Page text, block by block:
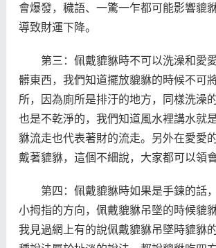
會爆發，穢語、一驚一乍都可能影響貔
導致財運下降。
第三：佩戴貔貅時不可以洗澡和愛
髒東西，我們知道擺放貔貅的時候不可
所，因為廁所是排汙的地方，同樣洗澡
也是不乾淨的，我們知道風水裡講水就
貅流走也代表著財的流走。另外在愛愛
戴著貔貅，這個不細說，大家都可以領會
第四：佩戴貔貅時如果是手鍊的話
小拇指的方向，佩戴貔貅吊墜的時候貔
我見過網上有的說佩戴貔貅吊墜時貔貅